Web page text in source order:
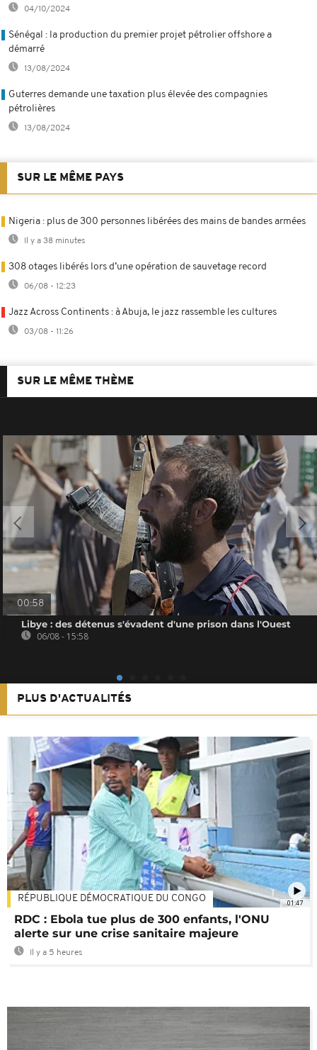
04/10/2024
Sénégal : la production du premier projet pétrolier offshore a
démarré
13/08/2024
Guterres demande une taxation plus élevée des compagnies
pétrolières
13/08/2024
SUR LE MÊME PAYS
Nigeria : plus de 300 personnes libérées des mains de bandes armées
Il y a 38 minutes
308 otages libérés lors d’une opération de sauvetage record
06/08 - 12:23
Jazz Across Continents : à Abuja, le jazz rassemble les cultures
03/08 - 11:26
SUR LE MÊME THÈME
00:58
Libye : des détenus s'évadent d'une prison dans l'Ouest
06/08 - 15:58
PLUS D'ACTUALITÉS
01:47
RÉPUBLIQUE DÉMOCRATIQUE DU CONGO
RDC : Ebola tue plus de 300 enfants, l'ONU
alerte sur une crise sanitaire majeure
Il y a 5 heures